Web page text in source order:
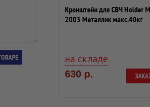
Кронштейн для СВЧ Holder
2003 Металлик макс.40кг
на складе
630 р.